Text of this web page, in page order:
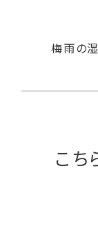
梅雨の
こち